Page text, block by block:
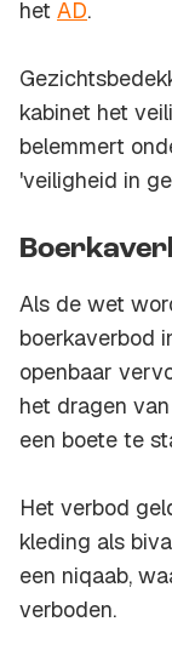
het AD.
kabinet het
belemmert
'veiligheid in
Als de wet
boerkaverbod
openbaar
het dragen
een boete te
Het verbod
kleding als
een niqaab,
verboden.